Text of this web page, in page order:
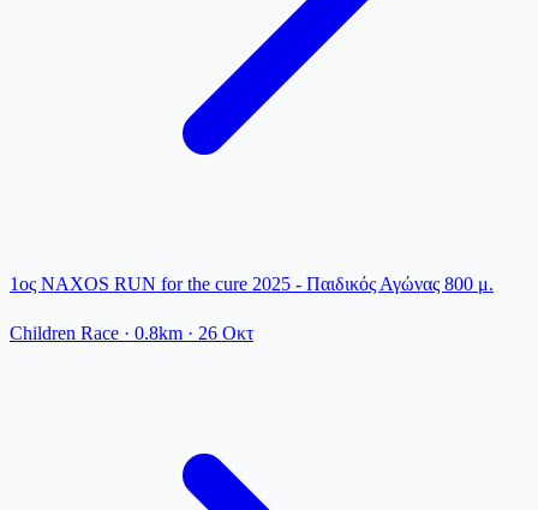
1ος NAXOS RUN for the cure 2025 - Παιδικός Αγώνας 800 μ.
Children Race · 0.8km · 26 Οκτ